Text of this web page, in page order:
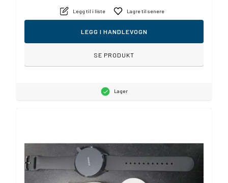
Legg til i liste Lagre til senere
LEGG I HANDLEVOGN
SE PRODUKT
Lager